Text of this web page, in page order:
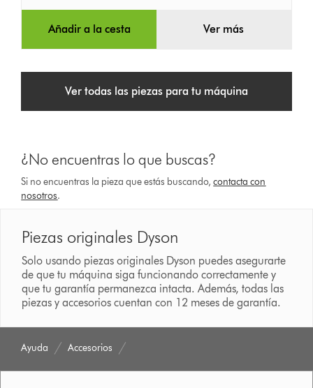
Añadir a la cesta Ver más
Ver todas las piezas para tu máquina
¿No encuentras lo que buscas?
Si no encuentras la pieza que estás buscando,contacta con
nosotros.
Piezas originales Dyson
Solo usando piezas originales Dyson puedes asegurarte
de que tu máquina siga funcionando correctamente y
que tu garantía permanezca intacta. Además, todas las
piezas y accesorios cuentan con 12 meses de garantía.
Ayuda Accesorios